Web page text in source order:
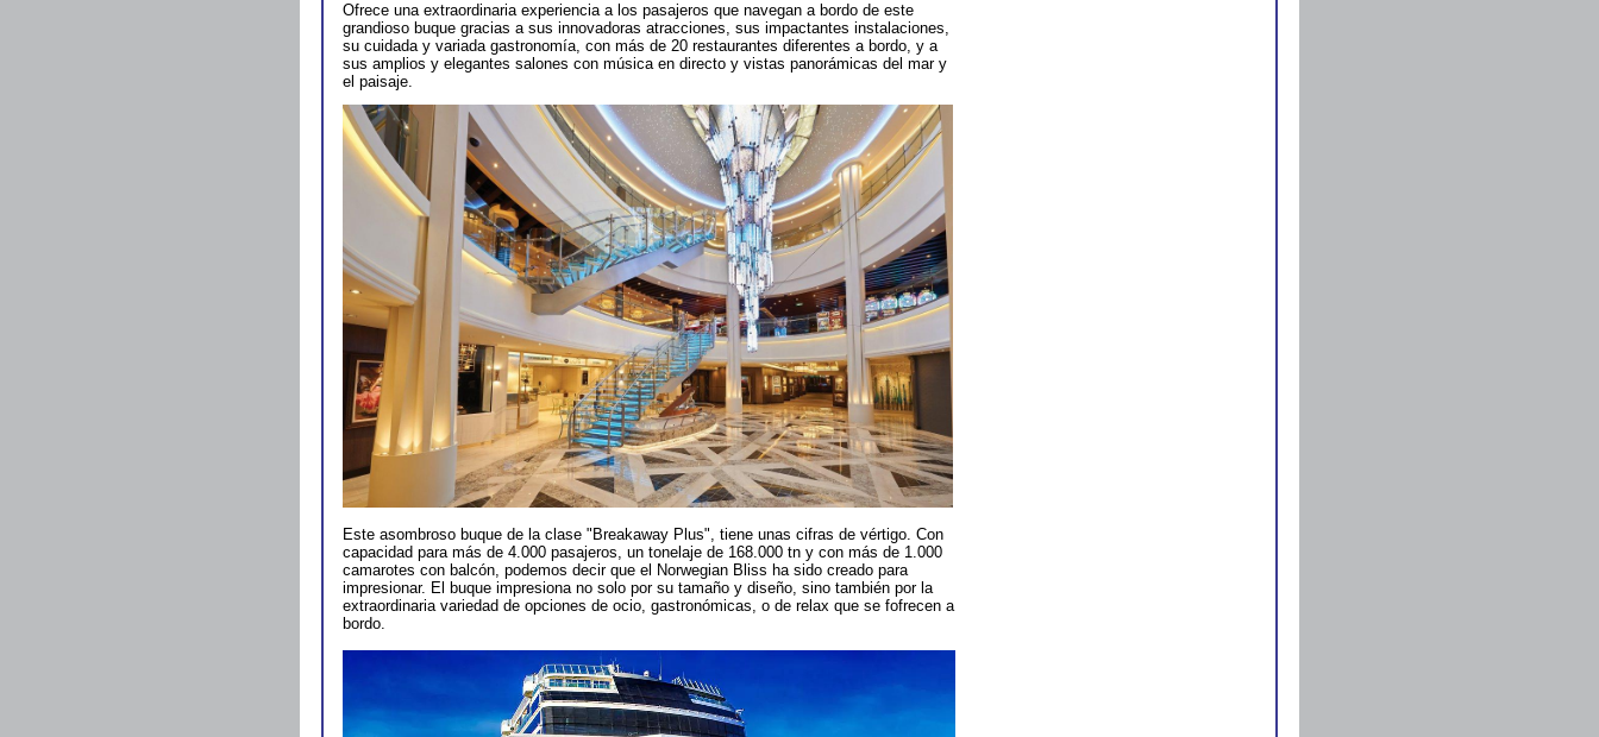
Ofrece una extraordinaria experiencia a los pasajeros que navegan a bordo de este
grandioso buque gracias a sus innovadoras atracciones, sus impactantes instalaciones,
su cuidada y variada gastronomía, con más de 20 restaurantes diferentes a bordo, y a
sus amplios y elegantes salones con música en directo y vistas panorámicas del mar y
el paisaje.
Este asombroso buque de la clase "Breakaway Plus", tiene unas cifras de vértigo. Con
capacidad para más de 4.000 pasajeros, un tonelaje de 168.000 tn y con más de 1.000
camarotes con balcón, podemos decir que el Norwegian Bliss ha sido creado para
impresionar. El buque impresiona no solo por su tamaño y diseño, sino también por la
extraordinaria variedad de opciones de ocio, gastronómicas, o de relax que se fofrecen a
bordo.